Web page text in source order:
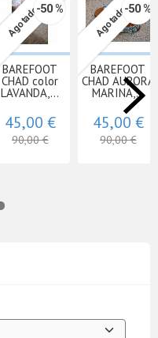
Agotado-50 %
BAREFOOT
CHAD color
LAVANDA,...
45,00 €
90,00 €
Agotado-50 %
BAREFOOT
CHAD AURORA
MARINA,...
45,00 €
90,00 €